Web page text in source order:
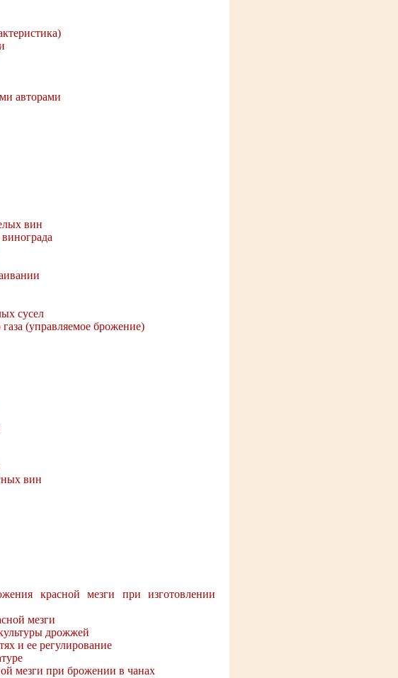
авторами
вин
сусел
(управляемое брожение)
вин
красной мезги при изготовлении
мезги
дрожжей
и ее регулирование
мезги при брожении в чанах